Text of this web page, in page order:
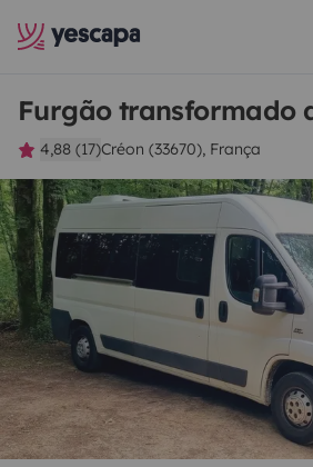
Furgão transformado
4,88 (17)Créon (33670), França